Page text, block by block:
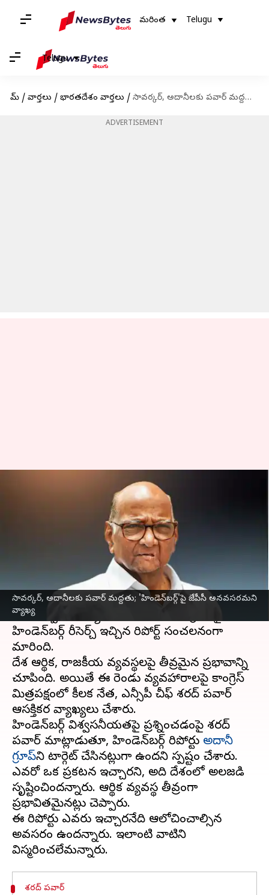
మరింత Telugu
Telugu
హోమ్ / వార్తలు / భారతదేశం వార్తలు / సావర్కర్, అదానీలకు పవార్ మద్దతు; 'హిండెన్‌బర్గ్'పై జేపీసీ అనవసరమని వ్యాఖ్య
ADVERTISEMENT
సావర్కర్, అదానీలకు పవార్ మద్దతు; 'హిండెన్‌బర్గ్'పై జేపీసీ అనవసరమని
వ్యాఖ్య
సావర్కర్, అదానీలకు పవార్ మద్దతు;
'హిండెన్‌బర్గ్'పై జేపీసీ అనవసరమని
Apr 08, 2023 11:07 am
ఈ వార్తాకథనం ఏంటి
సావర్కర్‌పైరాహుల్ గాంధీచేసిన వ్యాఖ్యలు
వివాదాస్పదమయ్యయి. అలాగే అదానీ గ్రూప్‌పై
హిండెన్‌బర్గ్ రీసెర్చ్ ఇచ్చిన రిపోర్ట్ సంచలనంగా
మారింది.
దేశ ఆర్థిక, రాజకీయ వ్యవస్థలపై తీవ్రమైన ప్రభావాన్ని
చూపింది. అయితే ఈ రెండు వ్యవహారాలపై కాంగ్రెస్
మిత్రపక్షంలో కీలక నేత, ఎన్సీపీ చీఫ్ శరద్ పవార్
ఆసక్తికర వ్యాఖ్యలు చేశారు.
హిండెన్‌బర్గ్ విశ్వసనీయతపై ప్రశ్నించడంపై శరద్
పవార్ మాట్లాడుతూ, హిండెన్‌బర్గ్ రిపోర్టు అదానీ
గ్రూప్‌ని టార్గెట్ చేసినట్లుగా ఉందని స్పష్టం చేశారు.
ఎవరో ఒక ప్రకటన ఇచ్చారని, అది దేశంలో అలజడి
సృష్టించిందన్నారు. ఆర్థిక వ్యవస్థ తీవ్రంగా
ప్రభావితమైనట్లు చెప్పారు.
ఈ రిపోర్టు ఎవరు ఇచ్చారనేది ఆలోచించాల్సిన
అవసరం ఉందన్నారు. ఇలాంటి వాటిని
శరద్ పవార్